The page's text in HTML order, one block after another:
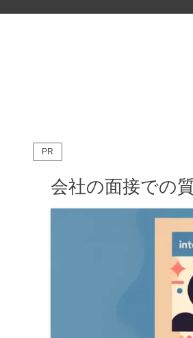
PR
会社の面接での